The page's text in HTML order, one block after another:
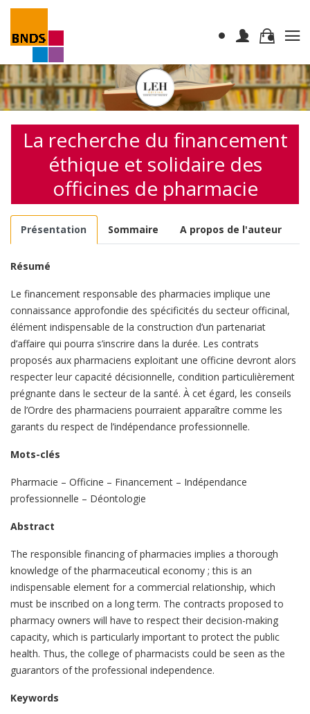
La recherche du financement
éthique et solidaire des
officines de pharmacie
Présentation Sommaire A propos de l'auteur
Résumé
Le financement responsable des pharmacies implique une
connaissance approfondie des spécificités du secteur officinal,
élément indispensable de la construction d’un partenariat
d’affaire qui pourra s’inscrire dans la durée. Les contrats
proposés aux pharmaciens exploitant une officine devront alors
respecter leur capacité décisionnelle, condition particulièrement
prégnante dans le secteur de la santé. À cet égard, les conseils
de l’Ordre des pharmaciens pourraient apparaître comme les
garants du respect de l’indépendance professionnelle.
Mots-clés
Pharmacie – Officine – Financement – Indépendance
professionnelle – Déontologie
Abstract
The responsible financing of pharmacies implies a thorough
knowledge of the pharmaceutical economy ; this is an
indispensable element for a commercial relationship, which
must be inscribed on a long term. The contracts proposed to
pharmacy owners will have to respect their decision-making
capacity, which is particularly important to protect the public
health. Thus, the college of pharmacists could be seen as the
guarantors of the professional independence.
Keywords